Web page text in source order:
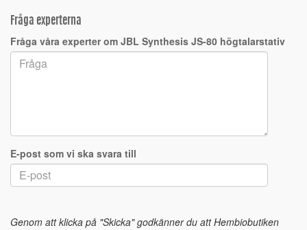
Fråga experterna
Fråga våra experter om JBL Synthesis JS-80 högtalarstativ
E-post som vi ska svara till
Genom att klicka på "Skicka" godkänner du att Hembiobutiken